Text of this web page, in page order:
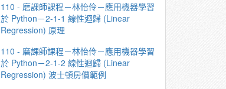
110 - 磨課師課程－林怡伶－應⽤機器學習
於 Python－2-1-1 線性迴歸 (Linear
Regression) 原理
110 - 磨課師課程－林怡伶－應⽤機器學習
於 Python－2-1-2 線性迴歸 (Linear
Regression) 波⼠頓房價範例